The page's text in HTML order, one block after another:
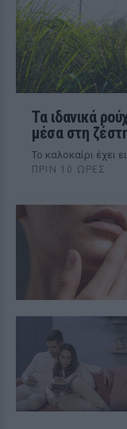
Τα ιδανικά
μέσα στη
To καλοκαίρι έχει
ΠΡΙΝ 10 ΏΡΕΣ